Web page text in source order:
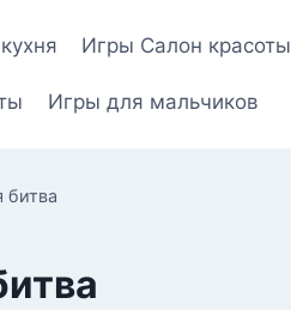
Игры Салон красоты
Игры для мальчиков